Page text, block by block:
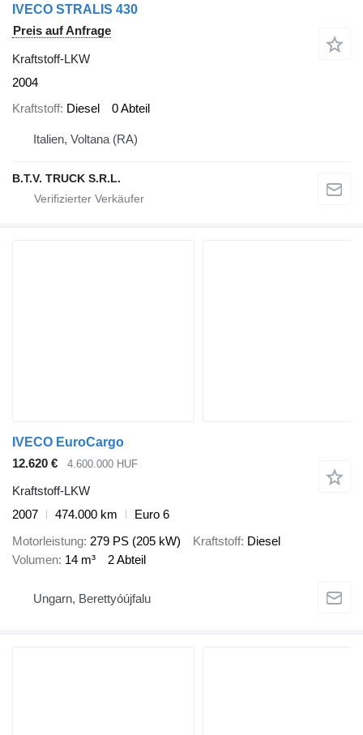
IVECO STRALIS 430
Preis auf Anfrage
Kraftstoff-LKW
2004
Kraftstoff Diesel 0 Abteil
Italien, Voltana (RA)
B.T.V. TRUCK S.R.L.
IVECO EuroCargo
12.620 €
4.600.000 HUF
Kraftstoff-LKW
2007
474.000 km
Euro 6
Motorleistung 279 PS (205 kW) Kraftstoff Diesel
Volumen 14 m³ 2 Abteil
Ungarn, Berettyóújfalu